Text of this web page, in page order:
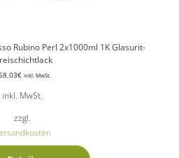
Rubino Perl 2x1000ml 1K Glasurit-
€ inkl. MwSt.
inkl. MwSt.
zzgl.